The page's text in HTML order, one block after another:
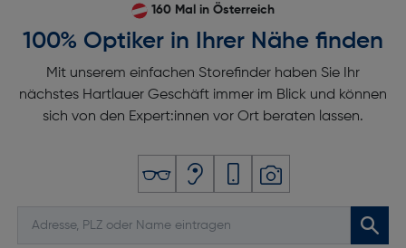
160 Mal in Österreich
100% Optiker in Ihrer Nähe finden
Mit unserem einfachen Storefinder haben Sie Ihr
nächstes Hartlauer Geschäft immer im Blick und können
sich von den Expert:innen vor Ort beraten lassen.